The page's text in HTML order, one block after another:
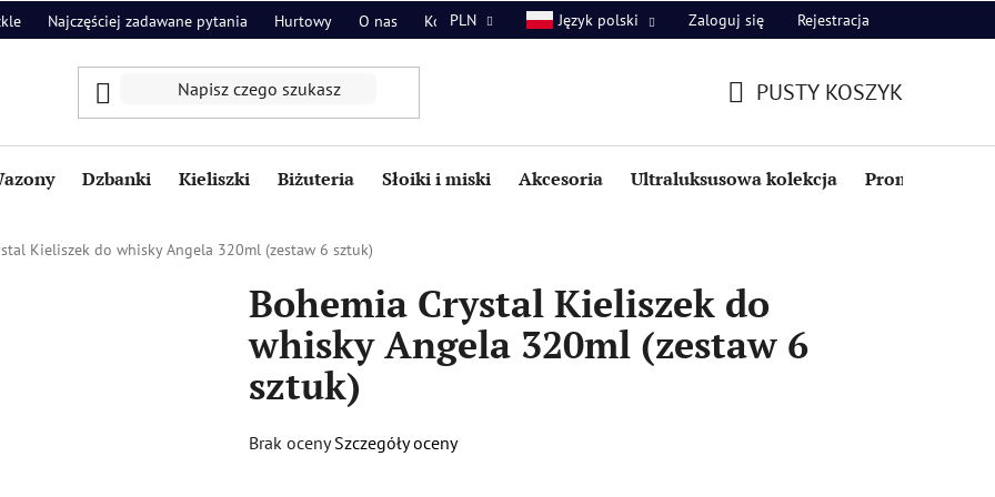
Najczęściej zadawane pytania Hurtowy O nas Kontakt
PLN Język polski Zaloguj się Rejestracja
PUSTY KOSZYK
Dzbanki Kieliszki Biżuteria Słoiki i miski Akcesoria Ultraluksusowa kolekcja Promocje i
Kieliszek do whisky Angela 320ml (zestaw 6 sztuk)
Bohemia Crystal Kieliszek do
whisky Angela 320ml (zestaw 6
sztuk)
Średnia
Brak oceny Szczegóły oceny